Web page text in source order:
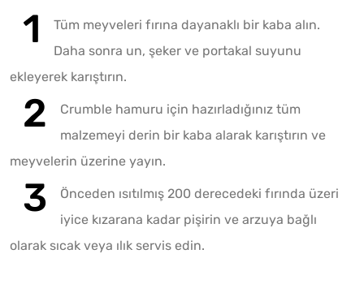
Tüm meyveleri fırına dayanaklı bir kaba alın.
Daha sonra un, şeker ve portakal suyunu
ekleyerek karıştırın.
Crumble hamuru için hazırladığınız tüm
malzemeyi derin bir kaba alarak karıştırın ve
meyvelerin üzerine yayın.
Önceden ısıtılmış 200 derecedeki fırında üzeri
iyice kızarana kadar pişirin ve arzuya bağlı
olarak sıcak veya ılık servis edin.